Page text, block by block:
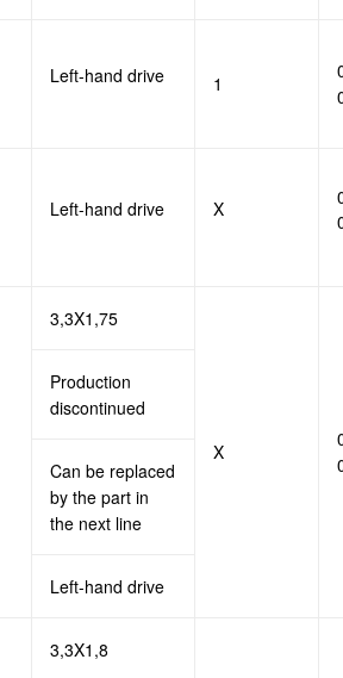
Left-hand drive 1
Left-hand drive X
3,3X1,75
X
Production
discontinued
Can be replaced
by the part in
the next line
Left-hand drive
3,3X1,8